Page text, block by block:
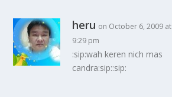
heru on October 6, 2009 at
9:29 pm
:sip:wah keren nich mas
candra:sip::sip: